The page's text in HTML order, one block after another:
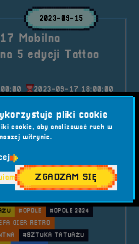
2023-09-15
Mobilna
5 edycji Tattoo
2023-09-17 18:00:00
tatuażu.
OPOLE
#FOOD TRUCKI
#OPOLE
#OPOLE 2024
GIER RETRO
#SZTUKA TATUAŻU
pliki cookie
cookie, aby analizować ruch w
naszej witrynie.
ZGADZAM SIĘ